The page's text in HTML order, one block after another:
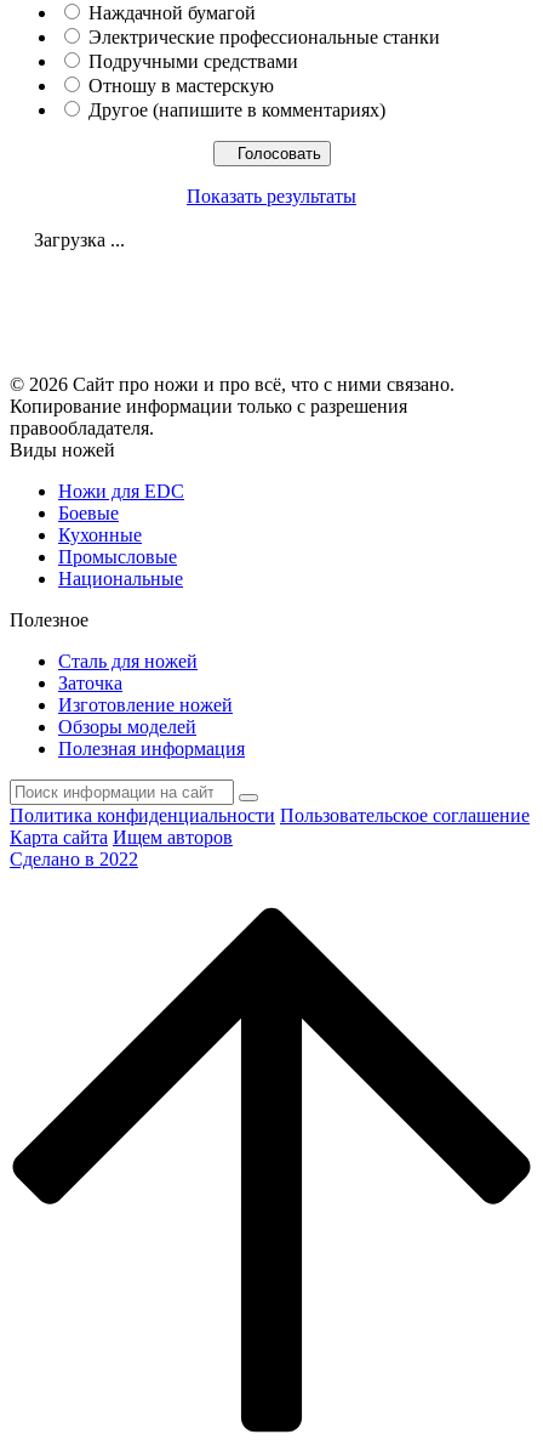
Наждачной бумагой
Электрические профессиональные станки
Подручными средствами
Отношу в мастерскую
Другое (напишите в комментариях)
Показать результаты
Загрузка ...
© 2026 Сайт про ножи и про всё, что с ними связано.
Копирование информации только с разрешения
правообладателя.
Виды ножей
Ножи для EDC
Боевые
Кухонные
Промысловые
Национальные
Полезное
Сталь для ножей
Заточка
Изготовление ножей
Обзоры моделей
Полезная информация
Политика конфиденциальности Пользовательское соглашение
Карта сайта Ищем авторов
Сделано в 2022